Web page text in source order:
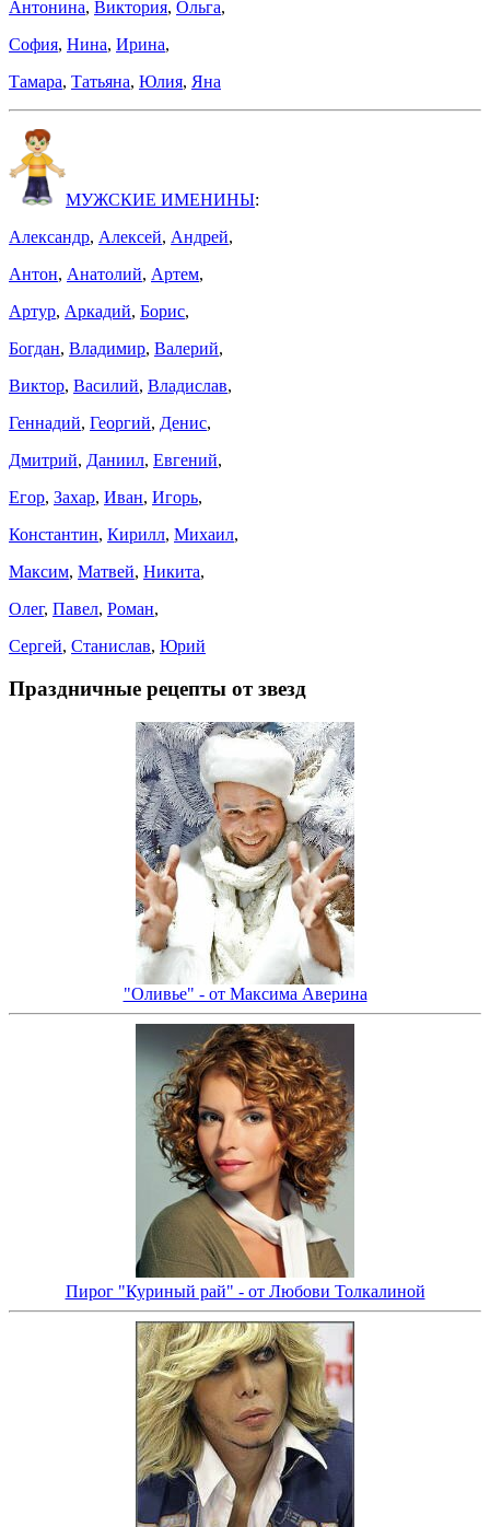
Антонина, Виктория, Ольга,
София, Нина, Ирина,
Тамара, Татьяна, Юлия, Яна
МУЖСКИЕ ИМЕНИНЫ:
Александр, Алексей, Андрей,
Антон, Анатолий, Артем,
Артур, Аркадий, Борис,
Богдан, Владимир, Валерий,
Виктор, Василий, Владислав,
Геннадий, Георгий, Денис,
Дмитрий, Даниил, Евгений,
Егор, Захар, Иван, Игорь,
Константин, Кирилл, Михаил,
Максим, Матвей, Никита,
Олег, Павел, Роман,
Сергей, Станислав, Юрий
Праздничные рецепты от звезд
"Оливье" - от Максима Аверина
Пирог "Куриный рай" - от Любови Толкалиной